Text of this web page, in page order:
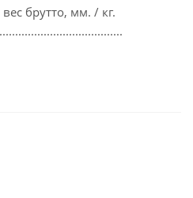
брутто, мм. / кг.